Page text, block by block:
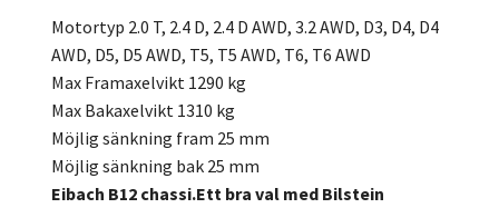
Motortyp 2.0 T, 2.4 D, 2.4 D AWD, 3.2 AWD, D3, D4, D4
AWD, D5, D5 AWD, T5, T5 AWD, T6, T6 AWD
Max Framaxelvikt 1290 kg
Max Bakaxelvikt 1310 kg
Möjlig sänkning fram 25 mm
Möjlig sänkning bak 25 mm
Eibach B12 chassi.Ett bra val med Bilstein